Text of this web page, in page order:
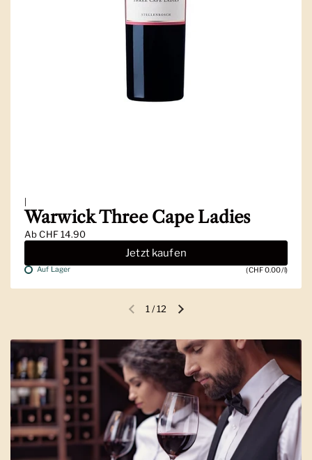
|
Warwick Three Cape Ladies
AbCHF 14.90
Jetzt kaufen
Auf Lager (CHF 0.00/l)
Vorherige FolieNächste Folie
1 /12